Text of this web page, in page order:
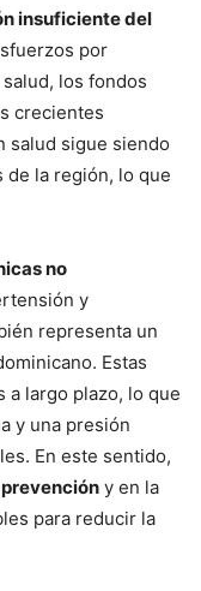
insuficiente del
por
los fondos
crecientes
salud sigue siendo
de la región, lo que
no
y
representa un
Estas
largo plazo, lo que
y una presión
En este sentido,
prevención y en la
para reducir la